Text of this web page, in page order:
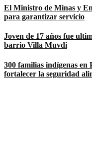
El Ministro de Minas y
para garantizar servicio
Joven de 17 años fue
barrio Villa Muvdi
300 familias indígenas en
fortalecer la seguridad